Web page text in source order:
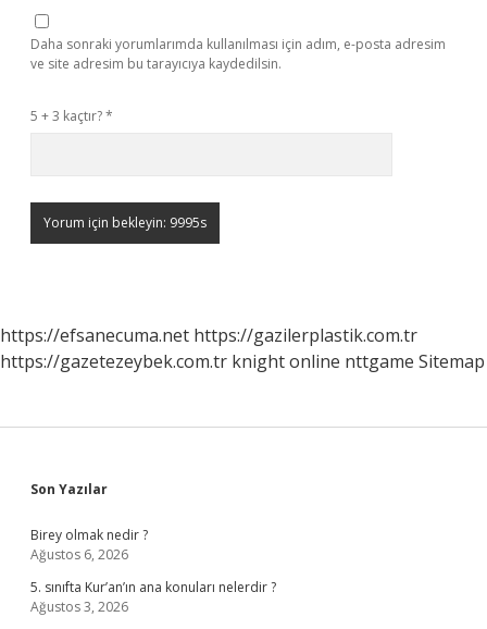
Daha sonraki yorumlarımda kullanılması için adım, e-posta adresim
ve site adresim bu tarayıcıya kaydedilsin.
5 + 3 kaçtır?*
https://efsanecuma.net https://gazilerplastik.com.tr
https://gazetezeybek.com.tr knight online nttgame Sitemap
Sidebar
Son Yazılar
Birey olmak nedir ?
Ağustos 6, 2026
5. sınıfta Kur’an’ın ana konuları nelerdir ?
Ağustos 3, 2026